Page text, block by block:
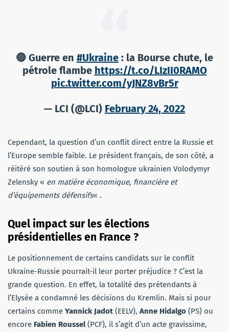
🔴 Guerre en #Ukraine : la Bourse chute, le
pétrole flambe https://t.co/LIzII0RAMO
pic.twitter.com/yJNZ8vBr5r
— LCI (@LCI) February 24, 2022
Cependant, la question d’un conflit direct entre la Russie et
l’Europe semble faible. Le président français, de son côté, a
réitéré son soutien à son homologue ukrainien Volodymyr
Zelensky « en matière économique, financière et
d’équipements défensifs« .
Quel impact sur les élections
présidentielles en France ?
Le positionnement de certains candidats sur le conflit
Ukraine-Russie pourrait-il leur porter préjudice ? C’est la
grande question. En effet, la totalité des prétendants à
l’Elysée a condamné les décisions du Kremlin. Mais si pour
certains comme Yannick Jadot (EELV), Anne Hidalgo (PS) ou
encore Fabien Roussel(PCF), il s’agit d’un acte gravissime,